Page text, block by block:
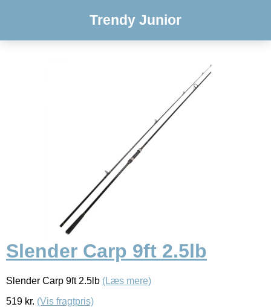
Trendy Junior
Slender Carp 9ft 2.5lb
Slender Carp 9ft 2.5lb (Læs mere)
519 kr. (Vis fragtpris)